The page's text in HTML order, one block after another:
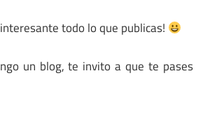
todo lo que publicas!
un blog, te invito a que te pases